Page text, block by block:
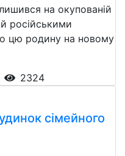
на окупованій
російськими
цю родину на новому
2324
сімейного